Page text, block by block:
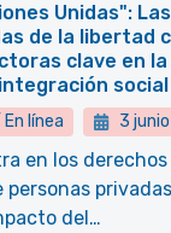
Unidas":
de la libertad
clave en
social
línea 3
en los
personas
del…